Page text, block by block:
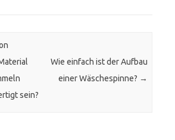
sein?
Wie einfach ist der Aufbau
einer Wäschespinne? →